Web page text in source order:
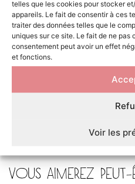
telles que les cookies pour stocker
appareils. Le fait de consentir à ces
traiter des données telles que le
uniques sur ce site. Le fait de ne pas
consentement peut avoir un effet
et fonctions.
Voir les
mêmes besoins et ce jouet
son manque d’activité et
comportementaux.
Un jouet ne suffit pas pour
effet, il est recommandé de
peu partout dans l’habitat.
pourront être des balles,
d’observer l’extérieur…
VOUS AIMEREZ PEUT-